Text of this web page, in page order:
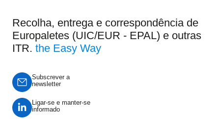
Recolha, entrega e correspondência de
Europaletes (UIC/EUR - EPAL) e outras
ITR. the Easy Way
Subscrever a
newsletter
Ligar-se e manter-se
informado